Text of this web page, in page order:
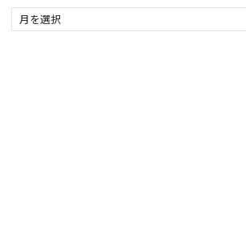
ュ